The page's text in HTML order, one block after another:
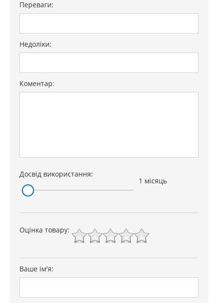
MERCEDES-BENZ:
GLC-Klasse (X253), 2015-н.
Переваги:
Недоліки:
Коментар:
Досвід використання:
1 місяць
Оцінка товару:
Ваше ім'я: